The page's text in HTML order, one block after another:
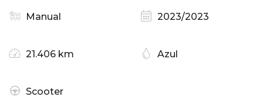
Manual 2023/2023
21.406 km Azul
Scooter